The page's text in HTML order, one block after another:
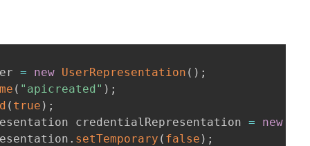
= new UserRepresentation ( ) ;
( "apicreated" ) ;
( true ) ;
credentialRepresentation
= new
. setTemporary ( false ) ;